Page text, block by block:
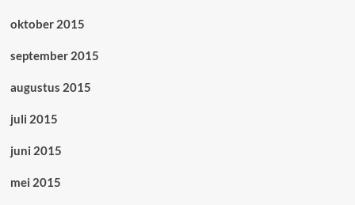
oktober 2015
september 2015
augustus 2015
juli 2015
juni 2015
mei 2015